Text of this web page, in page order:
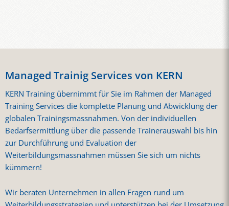
Managed Trainig Services von KERN
KERN Training übernimmt für Sie im Rahmen der Managed
Training Services die komplette Planung und Abwicklung der
globalen Trainingsmassnahmen. Von der individuellen
Bedarfsermittlung über die passende Trainerauswahl bis hin
zur Durchführung und Evaluation der
Weiterbildungsmassnahmen müssen Sie sich um nichts
kümmern!
Wir beraten Unternehmen in allen Fragen rund um